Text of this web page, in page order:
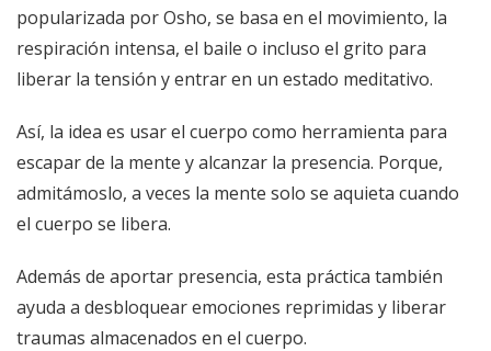
popularizada por Osho, se basa en el movimiento, la
respiración intensa, el baile o incluso el grito para
liberar la tensión y entrar en un estado meditativo.
Así, la idea es usar el cuerpo como herramienta para
escapar de la mente y alcanzar la presencia. Porque,
admitámoslo, a veces la mente solo se aquieta cuando
el cuerpo se libera.
Además de aportar presencia, esta práctica también
ayuda a desbloquear emociones reprimidas y liberar
traumas almacenados en el cuerpo.